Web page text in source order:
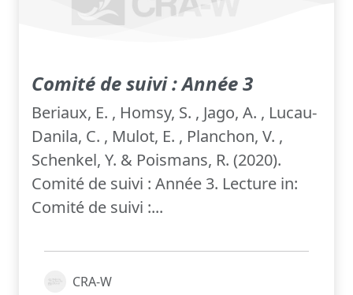
Comité de suivi : Année 3
Beriaux, E. , Homsy, S. , Jago, A. , Lucau-
Danila, C. , Mulot, E. , Planchon, V. ,
Schenkel, Y. & Poismans, R. (2020).
Comité de suivi : Année 3. Lecture in:
Comité de suivi :...
CRA-W